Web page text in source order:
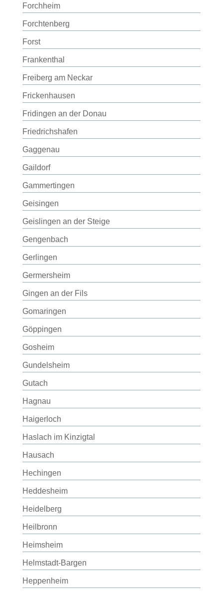
Forchheim
Forchtenberg
Forst
Frankenthal
Freiberg am Neckar
Frickenhausen
Fridingen an der Donau
Friedrichshafen
Gaggenau
Gaildorf
Gammertingen
Geisingen
Geislingen an der Steige
Gengenbach
Gerlingen
Germersheim
Gingen an der Fils
Gomaringen
Göppingen
Gosheim
Gundelsheim
Gutach
Hagnau
Haigerloch
Haslach im Kinzigtal
Hausach
Hechingen
Heddesheim
Heidelberg
Heilbronn
Heimsheim
Helmstadt-Bargen
Heppenheim